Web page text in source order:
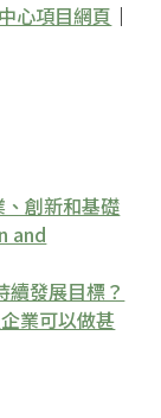
心項目網頁 ｜
、創新和基礎
and
續發展目標？
業可以做甚